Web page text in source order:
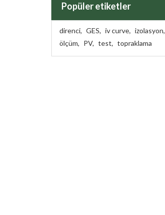
Popüler etiketler
direnci, GES, iv curve, izolasyon,
ölçüm, PV, test, topraklama